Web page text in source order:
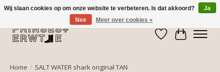
Verlanglijst
Home / SALT WATER shark original TAN
Wij slaan cookies op om onze website te verbeteren. Is dat akkoord?
Ja
Nee
Meer over cookies »